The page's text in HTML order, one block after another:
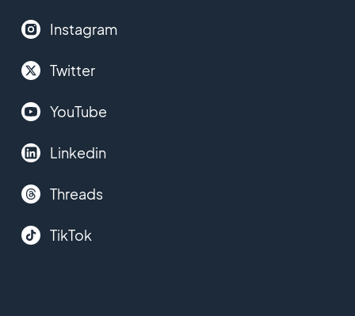
Instagram
Twitter
YouTube
Linkedin
Threads
TikTok